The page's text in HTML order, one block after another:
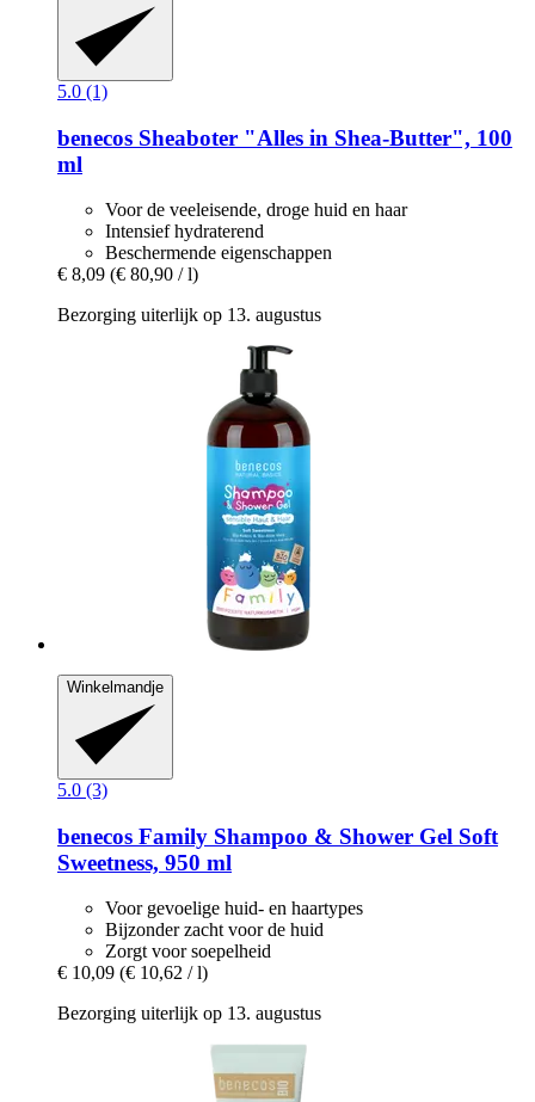
5.0 (1)
benecos Sheaboter "Alles in Shea-​Butter", 100
ml
Voor de veeleisende, droge huid en haar
Intensief hydraterend
Beschermende eigenschappen
€ 8,09 (€ 80,90 / l)
Bezorging uiterlijk op 13. augustus
Winkelmandje
5.0 (3)
benecos Family Shampoo & Shower Gel Soft
Sweetness, 950 ml
Voor gevoelige huid- en haartypes
Bijzonder zacht voor de huid
Zorgt voor soepelheid
€ 10,09 (€ 10,62 / l)
Bezorging uiterlijk op 13. augustus